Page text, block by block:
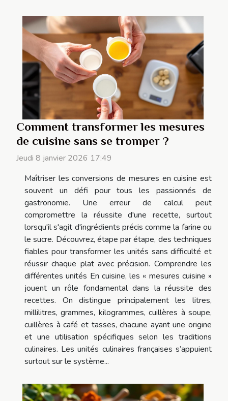
Comment transformer les mesures
de cuisine sans se tromper ?
Jeudi 8 janvier 2026 17:49
Maîtriser les conversions de mesures en cuisine est
souvent un défi pour tous les passionnés de
gastronomie. Une erreur de calcul peut
compromettre la réussite d'une recette, surtout
lorsqu'il s'agit d'ingrédients précis comme la farine ou
le sucre. Découvrez, étape par étape, des techniques
fiables pour transformer les unités sans difficulté et
réussir chaque plat avec précision. Comprendre les
différentes unités En cuisine, les « mesures cuisine »
jouent un rôle fondamental dans la réussite des
recettes. On distingue principalement les litres,
millilitres, grammes, kilogrammes, cuillères à soupe,
cuillères à café et tasses, chacune ayant une origine
et une utilisation spécifiques selon les traditions
culinaires. Les unités culinaires françaises s’appuient
surtout sur le système...